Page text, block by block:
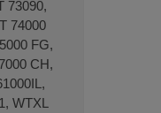
73090,
74000
FG,
CH,
WTXL